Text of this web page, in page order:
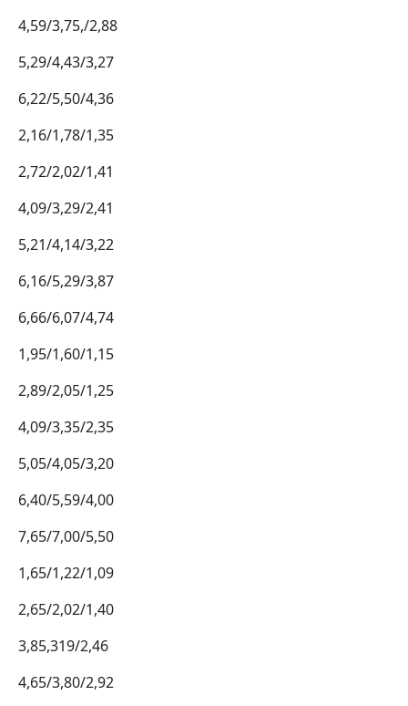
4,59/3,75,/2,88
5,29/4,43/3,27
6,22/5,50/4,36
2,16/1,78/1,35
2,72/2,02/1,41
4,09/3,29/2,41
5,21/4,14/3,22
6,16/5,29/3,87
6,66/6,07/4,74
1,95/1,60/1,15
2,89/2,05/1,25
4,09/3,35/2,35
5,05/4,05/3,20
6,40/5,59/4,00
7,65/7,00/5,50
1,65/1,22/1,09
2,65/2,02/1,40
3,85,319/2,46
4,65/3,80/2,92